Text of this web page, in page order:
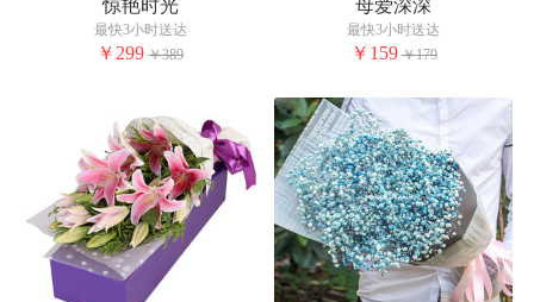
惊艳时光
最快3小时送达
￥299 ￥389
母爱深深
最快3小时送达
￥159 ￥179